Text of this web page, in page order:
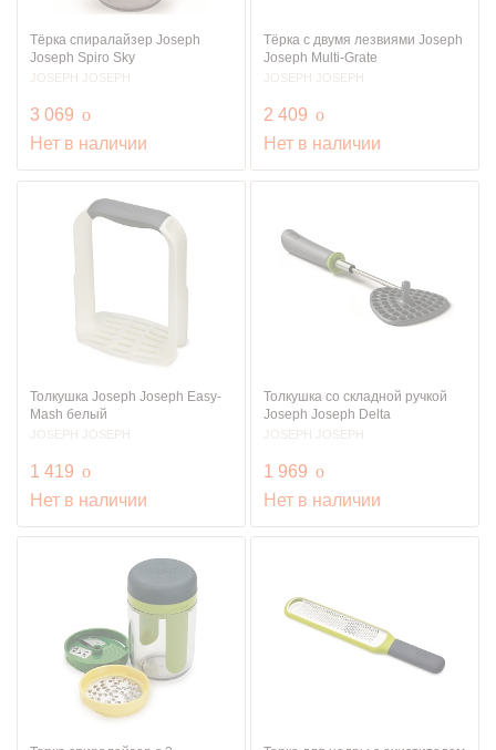
Тёрка спиралайзер Joseph
Joseph Spiro Sky
JOSEPH JOSEPH
3 069 руб.
o
Нет в наличии
Тёрка с двумя лезвиями Joseph
Joseph Multi-Grate
JOSEPH JOSEPH
2 409 руб.
o
Нет в наличии
Толкушка Joseph Joseph Easy-
Mash белый
JOSEPH JOSEPH
1 419 руб.
o
Нет в наличии
Толкушка со складной ручкой
Joseph Joseph Delta
JOSEPH JOSEPH
1 969 руб.
o
Нет в наличии